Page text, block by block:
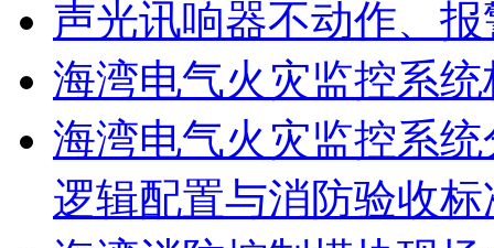
声光讯响器不动作、
海湾电气火灾监控系
海湾电气火灾监控系
逻辑配置与消防验收标